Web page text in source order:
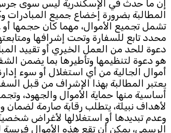
إن ما حدث في الإسكندرية ليس سوى جرس
المطالبة بضرورة إخضاع جميع المبادرات
تشمل تجميع الأموال، مهما كان حجمها
محدد تابع للسفارة وتحت إشرافها
دعوة للحد من العمل الخيري أو تقييد
هو دعوة لتنظيمها وتأطيرها بما يضمن
أموال الجالية من أي استغلال أو سوء
يعتبر المطالبة بهذا الإشراف من قبل
أساسية منها حماية الأموال والجهود،
لأهداف نبيلة، يتطلب رقابة صارمة لضمان
وعدم تبديدها أو استغلالها لأغراض
الرسمي، يمكن أن تقع هذه الأموال فريسة